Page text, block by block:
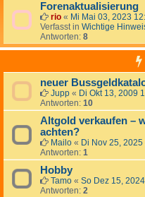
Forenaktualisierung
rio « Mi Mai 03, 2023
Verfasst in Wichtige
Antworten: 8
neuer
Jupp « Di Okt 13, 2009
Antworten: 10
Altgold verkaufen –
achten?
Mailo « Di Nov 25,
Antworten: 1
Hobby
Tamo « So Dez 15,
Antworten: 2